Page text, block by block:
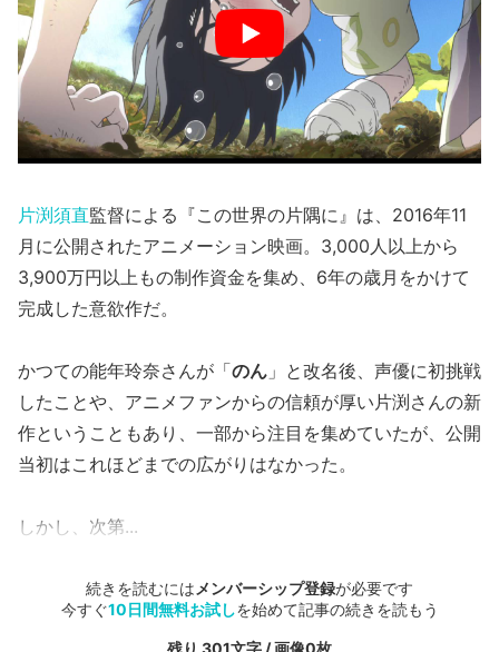
片渕須直監督による『この世界の片隅に』は、2016年11
月に公開されたアニメーション映画。3,000人以上から
3,900万円以上もの制作資金を集め、6年の歳月をかけて
完成した意欲作だ。
かつての能年玲奈さんが「のん 」と改名後、声優に初挑戦
したことや、アニメファンからの信頼が厚い片渕さんの新
作ということもあり、一部から注目を集めていたが、公開
当初はこれほどまでの広がりはなかった。
しかし、次第...
続きを読むには メンバーシップ登録が必要です
今すぐ10日間無料お試しを始めて記事の続きを読もう
残り 301文字 / 画像0枚